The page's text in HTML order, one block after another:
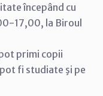
începând cu
17,00, la Biroul
primi copii
fi studiate şi pe